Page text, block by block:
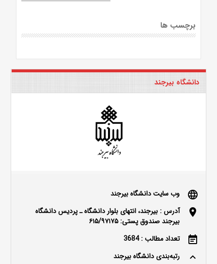
برچسب ها
دانشگاه بیرجند
language وب سایت دانشگاه بیرجند
location_on
آدرس : بیرجند، انتهای بلوار دانشگاه ـ پردیس دانشگاه
بیرجند صندوق پستی: ۶۱۵/۹۷۱۷۵
event_note تعداد مطالب : 3684
keyboard_arrow_up رتبه‌بندی دانشگاه بیرجند